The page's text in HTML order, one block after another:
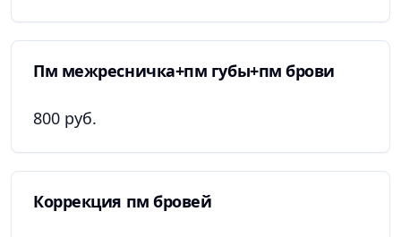
Пм межресничка+пм губы+пм брови
800 руб.
Коррекция пм бровей